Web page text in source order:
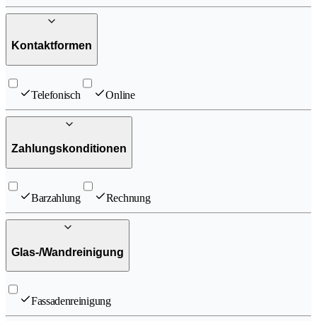
Kontaktformen
Telefonisch Online
Zahlungskonditionen
Barzahlung Rechnung
Glas-/Wandreinigung
Fassadenreinigung